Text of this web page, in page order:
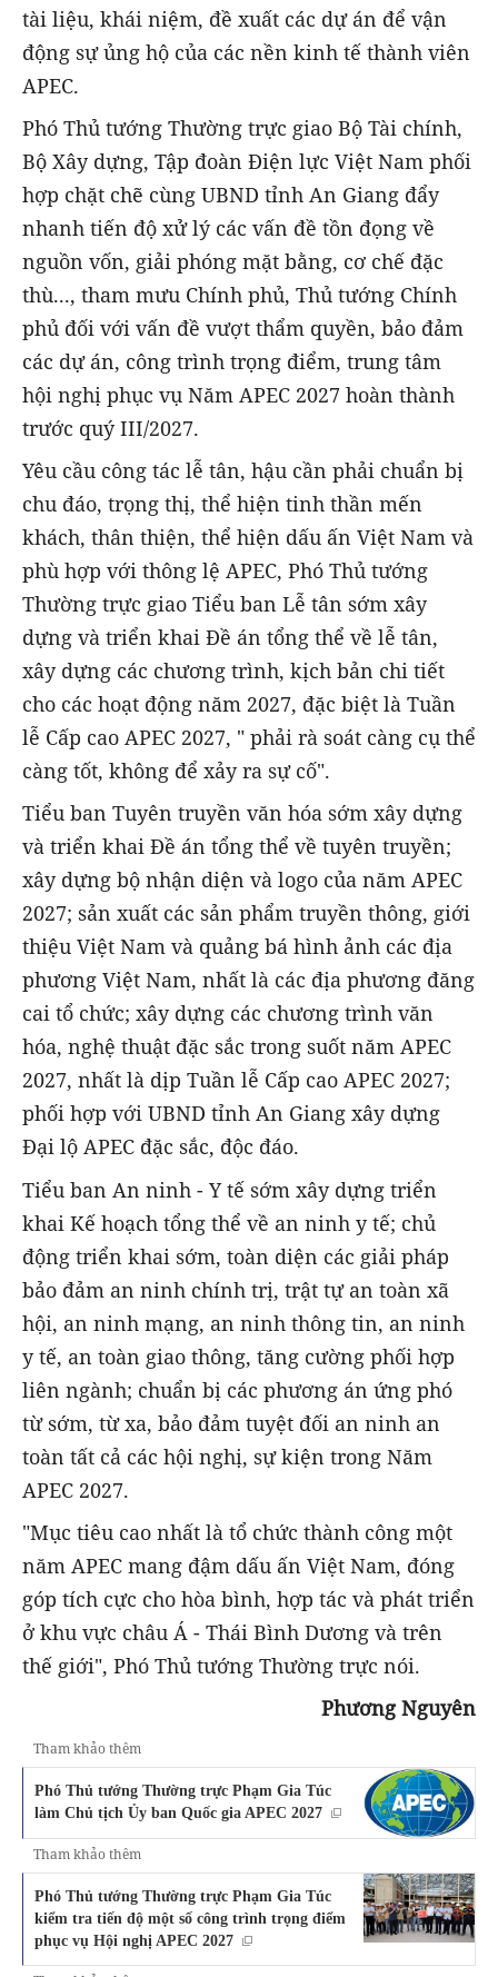
tài liệu, khái niệm, đề xuất các dự án để vận
động sự ủng hộ của các nền kinh tế thành viên
APEC.
Phó Thủ tướng Thường trực giao Bộ Tài chính,
Bộ Xây dựng, Tập đoàn Điện lực Việt Nam phối
hợp chặt chẽ cùng UBND tỉnh An Giang đẩy
nhanh tiến độ xử lý các vấn đề tồn đọng về
nguồn vốn, giải phóng mặt bằng, cơ chế đặc
thù..., tham mưu Chính phủ, Thủ tướng Chính
phủ đối với vấn đề vượt thẩm quyền, bảo đảm
các dự án, công trình trọng điểm, trung tâm
hội nghị phục vụ Năm APEC 2027 hoàn thành
trước quý III/2027.
Yêu cầu công tác lễ tân, hậu cần phải chuẩn bị
chu đáo, trọng thị, thể hiện tinh thần mến
khách, thân thiện, thể hiện dấu ấn Việt Nam và
phù hợp với thông lệ APEC, Phó Thủ tướng
Thường trực giao Tiểu ban Lễ tân sớm xây
dựng và triển khai Đề án tổng thể về lễ tân,
xây dựng các chương trình, kịch bản chi tiết
cho các hoạt động năm 2027, đặc biệt là Tuần
lễ Cấp cao APEC 2027, " phải rà soát càng cụ thể
càng tốt, không để xảy ra sự cố".
Tiểu ban Tuyên truyền văn hóa sớm xây dựng
và triển khai Đề án tổng thể về tuyên truyền;
xây dựng bộ nhận diện và logo của năm APEC
2027; sản xuất các sản phẩm truyền thông, giới
thiệu Việt Nam và quảng bá hình ảnh các địa
phương Việt Nam, nhất là các địa phương đăng
cai tổ chức; xây dựng các chương trình văn
hóa, nghệ thuật đặc sắc trong suốt năm APEC
2027, nhất là dịp Tuần lễ Cấp cao APEC 2027;
phối hợp với UBND tỉnh An Giang xây dựng
Đại lộ APEC đặc sắc, độc đáo.
Tiểu ban An ninh - Y tế sớm xây dựng triển
khai Kế hoạch tổng thể về an ninh y tế; chủ
động triển khai sớm, toàn diện các giải pháp
bảo đảm an ninh chính trị, trật tự an toàn xã
hội, an ninh mạng, an ninh thông tin, an ninh
y tế, an toàn giao thông, tăng cường phối hợp
liên ngành; chuẩn bị các phương án ứng phó
từ sớm, từ xa, bảo đảm tuyệt đối an ninh an
toàn tất cả các hội nghị, sự kiện trong Năm
APEC 2027.
"Mục tiêu cao nhất là tổ chức thành công một
năm APEC mang đậm dấu ấn Việt Nam, đóng
góp tích cực cho hòa bình, hợp tác và phát triển
ở khu vực châu Á - Thái Bình Dương và trên
thế giới", Phó Thủ tướng Thường trực nói.
Phương Nguyên
Tham khảo thêm
Phó Thủ tướng Thường trực Phạm Gia Túc
làm Chủ tịch Ủy ban Quốc gia APEC 2027
Tham khảo thêm
Phó Thủ tướng Thường trực Phạm Gia Túc
kiểm tra tiến độ một số công trình trọng điểm
phục vụ Hội nghị APEC 2027